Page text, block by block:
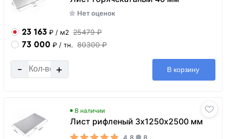
Нет оценок
23 163 ₽ / м2 25479 ₽
73 000 ₽ / тн. 80300 ₽
- + В корзину
В наличии
Лист рифленый 3х1250х2500 мм
4.8 8